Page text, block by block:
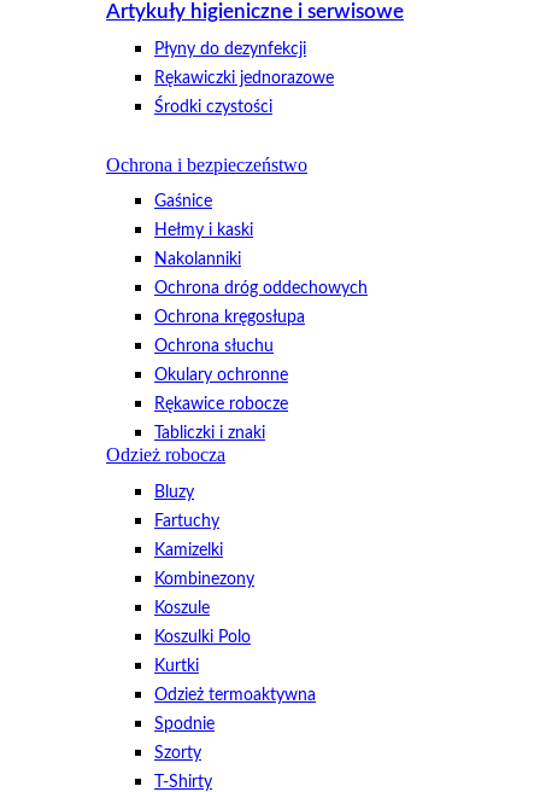
Artykuły higieniczne i serwisowe
Płyny do dezynfekcji
Rękawiczki jednorazowe
Środki czystości
Ochrona i bezpieczeństwo
Gaśnice
Hełmy i kaski
Nakolanniki
Ochrona dróg oddechowych
Ochrona kręgosłupa
Ochrona słuchu
Okulary ochronne
Rękawice robocze
Tabliczki i znaki
Odzież robocza
Bluzy
Fartuchy
Kamizelki
Kombinezony
Koszule
Koszulki Polo
Kurtki
Odzież termoaktywna
Spodnie
Szorty
T-Shirty